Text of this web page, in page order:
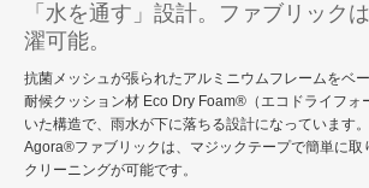
「水を通す」設計。ファブリック
濯可能。
抗菌メッシュが張られたアルミニウムフレームをベ
耐候クッション材 Eco Dry Foam®（エコドライフォ
いた構造で、雨水が下に落ちる設計になっています
Agora®ファブリックは、マジックテープで簡単に取
クリーニングが可能です。